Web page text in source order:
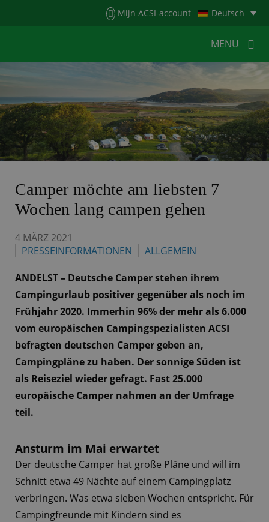
Mijn ACSI-account Deutsch
MENU
HOME FÜR CAMPER
FÜR CAMPINGPLÄTZENEUIGKEITEN
ACSI WEBSHOPKONTAKT
Camper möchte am liebsten 7
Wochen lang campen gehen
4 MÄRZ 2021
PRESSEINFORMATIONEN
ALLGEMEIN
ANDELST – Deutsche Camper stehen ihrem
Campingurlaub positiver gegenüber als noch im
Frühjahr 2020. Immerhin 96% der mehr als 6.000
vom europäischen Campingspezialisten ACSI
befragten deutschen Camper geben an,
Campingpläne zu haben. Der sonnige Süden ist
als Reiseziel wieder gefragt. Fast 25.000
europäische Camper nahmen an der Umfrage
teil.
Ansturm im Mai erwartet
Der deutsche Camper hat große Pläne und will im
Schnitt etwa 49 Nächte auf einem Campingplatz
verbringen. Was etwa sieben Wochen entspricht. Für
Campingfreunde mit Kindern sind es